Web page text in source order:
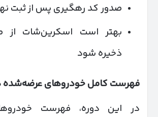
صدور کد رهگیری پس از ثبت
بهتر است اسکرین‌شات از
ذخیره شود
فهرست کامل خودروهای عرضه‌شده
در این دوره، فهرست